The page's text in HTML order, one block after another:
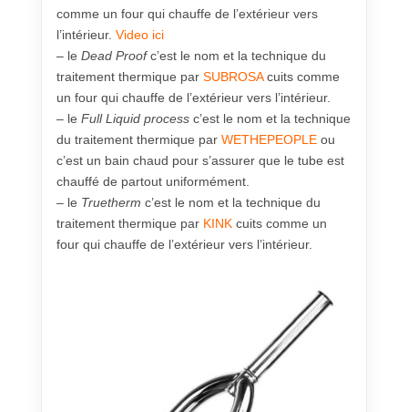
comme un four qui chauffe de l’extérieur vers
l’intérieur. Video ici
– le Dead Proofc’est le nom et la technique du
traitement thermique par SUBROSAcuits comme
un four qui chauffe de l’extérieur vers l’intérieur.
– le Full Liquid processc’est le nom et la technique
du traitement thermique par WETHEPEOPLEou
c’est un bain chaud pour s’assurer que le tube est
chauffé de partout uniformément.
– le Truetherm c’est le nom et la technique du
traitement thermique par KINKcuits comme un
four qui chauffe de l’extérieur vers l’intérieur.